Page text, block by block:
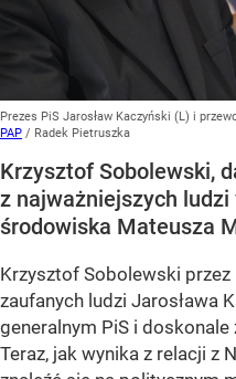
Prezes PiS Jarosław Kaczyński (L) i
PAP / Radek Pietruszka
Krzysztof Sobolewski,
z najważniejszych ludzi
środowiska Mateusza
Krzysztof Sobolewski przez
zaufanych ludzi Jarosława
generalnym PiS i doskonale
Teraz, jak wynika z relacji z